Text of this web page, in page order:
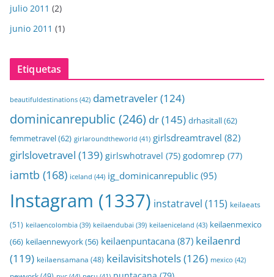
julio 2011 (2)
junio 2011 (1)
Etiquetas
beautifuldestinations (42) dametraveler(124)
dominicanrepublic (246) dr(145) drhasitall(62)
femmetravel(62) girlaroundtheworld (41) girlsdreamtravel (82)
girlslovetravel (139) girlswhotravel (75) godomrep (77)
iamtb (168) iceland (44) ig_dominicanrepublic (95)
Instagram (1337) instatravel (115) keilaeats
(51) keilaencolombia (39) keilaendubai (39) keilaeniceland (43) keilaenmexico
(66) keilaennewyork(56) keilaenpuntacana (87) keilaenrd
(119) keilaensamana (48) keilavisitshotels(126) mexico (42)